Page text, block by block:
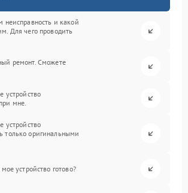
и какой
Для чего проводить
ремонт. Сможете
устройство
мне.
устройство
только оригинальными
устройство готово?